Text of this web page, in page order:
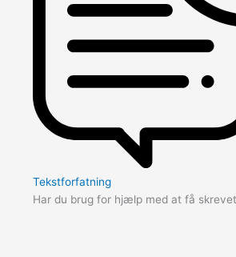
Tekstforfatning
Har du brug for hjælp med at få